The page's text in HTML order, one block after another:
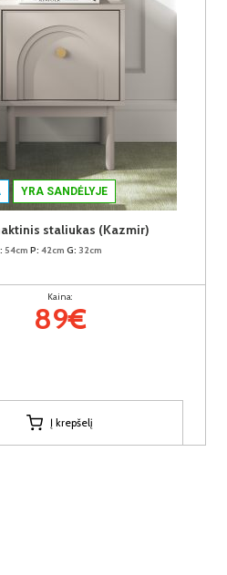
YRA SANDĖLYJE
staliukas (Kazmir)
54cm P: 42cm G: 32cm
Kaina:
89€
Į krepšelį